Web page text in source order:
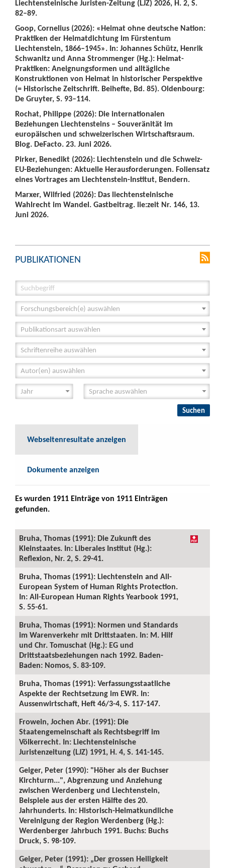
Liechtensteinische Juristen-Zeitung (LJZ) 2026, H. 2, S.
82–89.
Goop, Cornelius (2026): «Heimat ohne deutsche Nation:
Praktiken der Heimatdichtung im Fürstentum
Liechtenstein, 1866–1945». In: Johannes Schütz, Henrik
Schwanitz und Anna Strommenger (Hg.): Heimat-
Praktiken: Aneignungsformen und alltägliche
Konstruktionen von Heimat in historischer Perspektive
(= Historische Zeitschrift. Beihefte, Bd. 85). Oldenbourg:
De Gruyter, S. 93–114.
Rochat, Philippe (2026): Die internationalen
Beziehungen Liechtensteins – Souveränität im
europäischen und schweizerischen Wirtschaftsraum.
Blog. DeFacto. 23. Juni 2026.
Pirker, Benedikt (2026): Liechtenstein und die Schweiz-
EU-Beziehungen: Aktuelle Herausforderungen. Foliensatz
eines Vortrages am Liechtenstein-Institut, Bendern.
Marxer, Wilfried (2026): Das liechtensteinische
Wahlrecht im Wandel. Gastbeitrag. lie:zeit Nr. 146, 13.
Juni 2026.
PUBLIKATIONEN
Forschungsbereich(e) auswählen
Publikationsart auswählen
Schriftenreihe auswählen
Autor(en) auswählen
Webseitenresultate anzeigen
Dokumente anzeigen
Es wurden 1911 Einträge von 1911 Einträgen
gefunden.
Bruha, Thomas (1991): Die Zukunft des
Kleinstaates. In: Liberales Institut (Hg.):
Reflexion, Nr. 2, S. 29-41.
Bruha, Thomas (1991): Liechtenstein and All-
European System of Human Rights Protection.
In: All-European Human Rights Yearbook 1991,
S. 55-61.
Bruha, Thomas (1991): Normen und Standards
im Warenverkehr mit Drittstaaten. In: M. Hilf
und Chr. Tomuschat (Hg.): EG und
Drittstaatsbeziehungen nach 1992. Baden-
Baden: Nomos, S. 83-109.
Bruha, Thomas (1991): Verfassungsstaatliche
Aspekte der Rechtsetzung im EWR. In:
Aussenwirtschaft, Heft 46/3-4, S. 117-147.
Frowein, Jochen Abr. (1991): Die
Staatengemeinschaft als Rechtsbegriff im
Völkerrecht. In: Liechtensteinische
Juristenzeitung (LJZ) 1991, H. 4, S. 141-145.
Geiger, Peter (1990): "Höher als der Buchser
Kirchturm...", Abgrenzung und Anziehung
zwischen Werdenberg und Liechtenstein,
Beispiele aus der ersten Hälfte des 20.
Jahrhunderts. In: Historisch-Heimatkundliche
Vereinigung der Region Werdenberg (Hg.):
Werdenberger Jahrbuch 1991. Buchs: Buchs
Druck, S. 98-109.
Geiger, Peter (1991): „Der grossen Heiligkeit